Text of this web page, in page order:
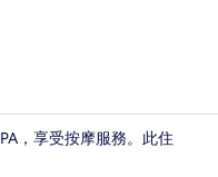
，享受按摩服務。此住